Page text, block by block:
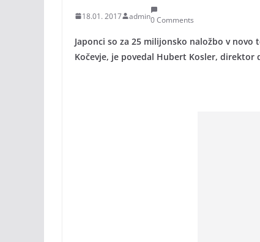
18.01. 2017 admin0 Comments
Japonci so za 25 milijonsko naložbo v
Kočevje, je povedal Hubert Kosler, direktor